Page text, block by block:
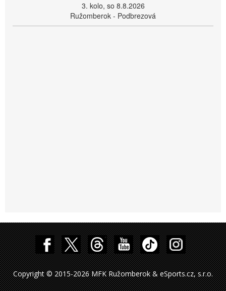
3. kolo, so 8.8.2026
Ružomberok - Podbrezová
Copyright © 2015-2026 MFK Ružomberok & eSports.cz, s.r.o.